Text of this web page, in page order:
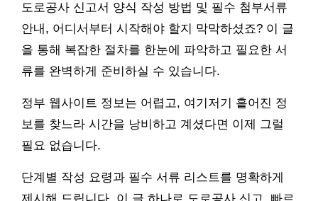
도로공사 신고서 양식 작성 방법 및 필수 첨부서류
안내, 어디서부터 시작해야 할지 막막하셨죠? 이 글
을 통해 복잡한 절차를 한눈에 파악하고 필요한 서
류를 완벽하게 준비하실 수 있습니다.
정부 웹사이트 정보는 어렵고, 여기저기 흩어진 정
보를 찾느라 시간을 낭비하고 계셨다면 이제 그럴
필요 없습니다.
단계별 작성 요령과 필수 서류 리스트를 명확하게